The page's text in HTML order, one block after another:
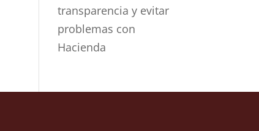
transparencia y evitar
problemas con
Hacienda